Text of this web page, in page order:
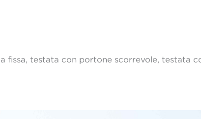
fissa, testata con portone scorrevole, testata